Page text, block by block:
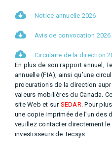
Notice annuelle 2026
Avis de convocation 2026
Circulaire de la direction
En plus de son rapport annuel,
annuelle (FIA), ainsi qu’une
procurations de la direction
valeurs mobilières du Canada.
site Web et sur SEDAR. Pour
une copie imprimée de l’un des
veuillez contacter directement
investisseurs de Tecsys.